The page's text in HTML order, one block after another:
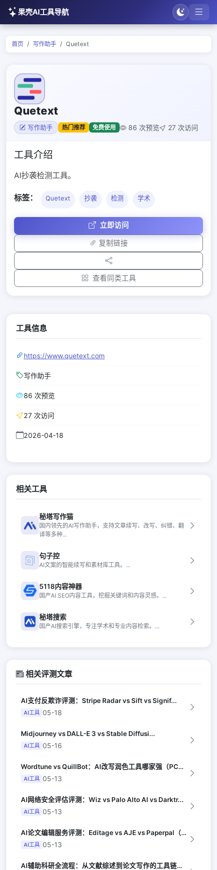
果壳AI工具导航
首页 写作助手 Quetext
Quetext
写作助手 热门推荐 免费使用 86 次预览 27 次访问
工具介绍
AI抄袭检测工具。
标签： Quetext 抄袭 检测 学术
立即访问
复制链接
查看同类工具
工具信息
https://www.quetext.com
写作助手
86 次预览
27 次访问
2026-04-18
相关工具
秘塔写作猫
国内领先的AI写作助手，支持文章续写、改写、纠错、翻
译等多种...
句子控
AI文案的智能续写和素材库工具。...
5118内容神器
国产AI SEO内容工具，挖掘关键词和内容灵感。...
秘塔搜索
国产AI搜索引擎，专注学术和专业内容检索。...
相关评测文章
AI支付反欺诈评测：Stripe Radar vs Sift vs Signif...
AI工具 05-18
Midjourney vs DALL-E 3 vs Stable Diffusi...
AI工具 05-16
Wordtune vs QuillBot：AI改写润色工具哪家强（PCMag）
AI工具 05-13
AI网络安全评估评测：Wiz vs Palo Alto AI vs Darktr...
AI工具 05-13
AI论文编辑服务评测：Editage vs AJE vs Paperpal（Na...
AI工具 05-13
AI辅助科研全流程：从文献综述到论文写作的工具链（Nature）